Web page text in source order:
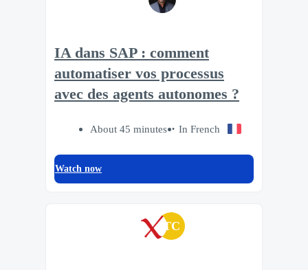
IA dans SAP : comment
automatiser vos processus
avec des agents autonomes ?
About 45 minutes In French
Watch now
TC